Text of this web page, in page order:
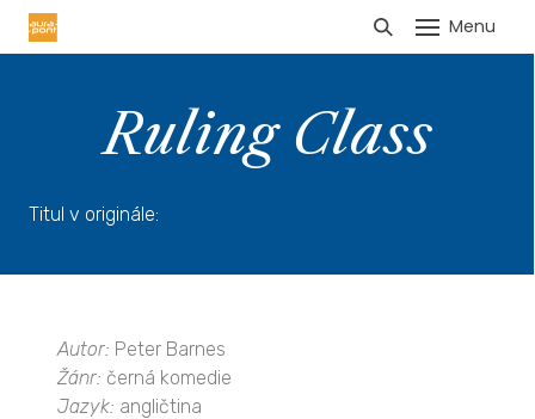
Menu
Ruling Class
Titul v originále:
Autor: Peter Barnes
Žánr: černá komedie
Jazyk: angličtina